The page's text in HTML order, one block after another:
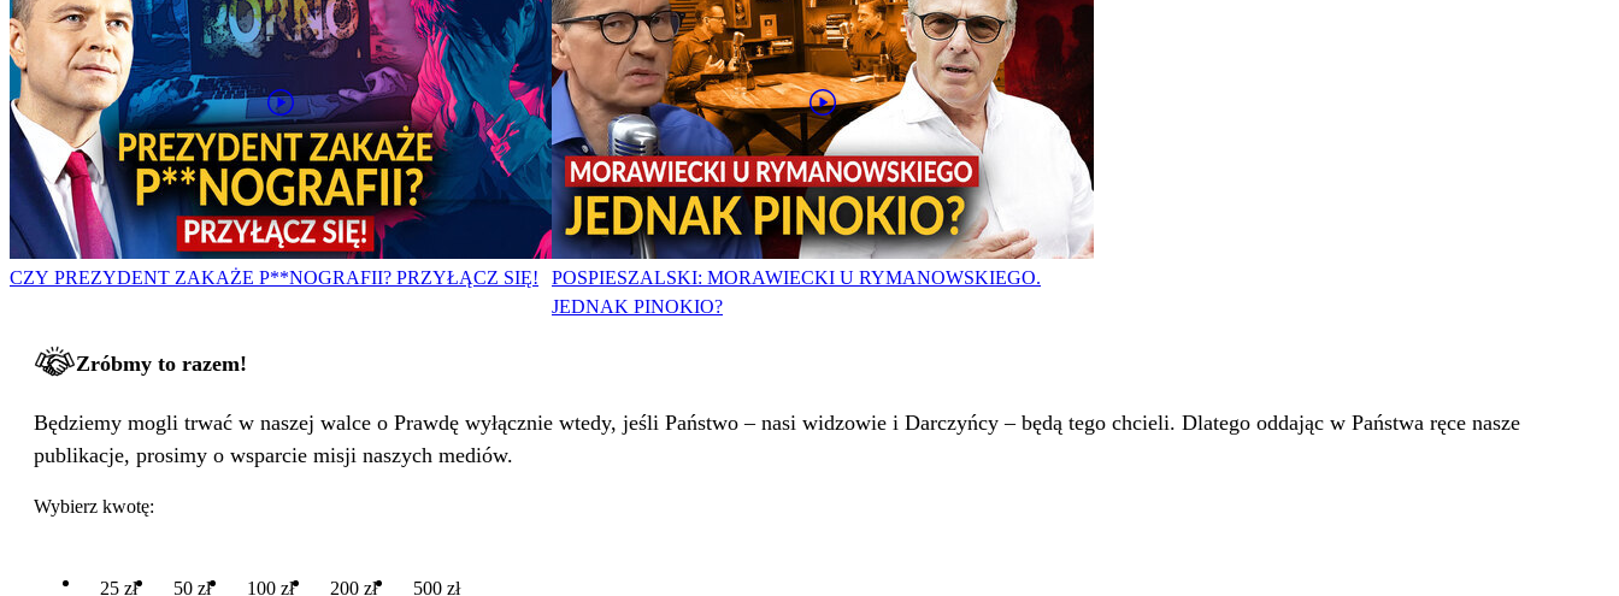
CZY PREZYDENT ZAKAŻE P**NOGRAFII? PRZYŁĄCZ SIĘ!
POSPIESZALSKI: MORAWIECKI U RYMANOWSKIEGO.
JEDNAK PINOKIO?
Zróbmy to razem!
Będziemy mogli trwać w naszej walce o Prawdę wyłącznie wtedy, jeśli Państwo – nasi widzowie i Darczyńcy – będą tego chcieli. Dlatego oddając w Państwa ręce nasze
publikacje, prosimy o wsparcie misji naszych mediów.
Wybierz kwotę:
25 zł 50 zł 100 zł 200 zł 500 zł